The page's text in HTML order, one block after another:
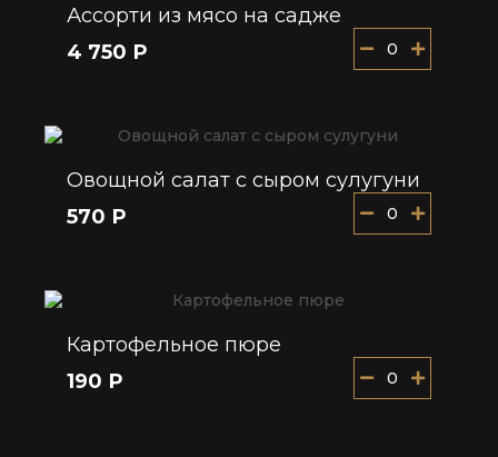
Ассорти из мясо на садже
4 750 Р
0
Овощной салат с сыром сулугуни
570 Р
0
Картофельное пюре
190 Р
0